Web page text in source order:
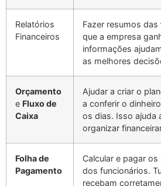
Relatórios
Financeiros
Fazer resumos das
que a empresa
informações
as melhores
Orçamento
e Fluxo de
Caixa
Ajudar a criar o
a conferir o
os dias. Isso ajuda
organizar
Folha de
Pagamento
Calcular e pagar os
dos funcionários.
recebam